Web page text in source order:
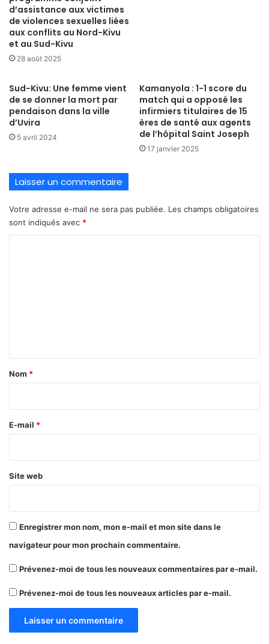
d’assistance aux victimes
de violences sexuelles liées
aux conflits au Nord-Kivu
et au Sud-Kivu
28 août 2025
Sud-Kivu: Une femme vient
de se donner la mort par
pendaison dans la ville
d’Uvira
5 avril 2024
Kamanyola : 1-1 score du
match qui a opposé les
infirmiers titulaires de 15
ères de santé aux agents
de l’hôpital Saint Joseph
17 janvier 2025
Laisser un commentaire
Votre adresse e-mail ne sera pas publiée. Les champs obligatoires
sont indiqués avec *
a
e
Nom *
E-mail *
Site web
Enregistrer mon nom, mon e-mail et mon site dans le
navigateur pour mon prochain commentaire.
Prévenez-moi de tous les nouveaux commentaires par e-mail.
Prévenez-moi de tous les nouveaux articles par e-mail.